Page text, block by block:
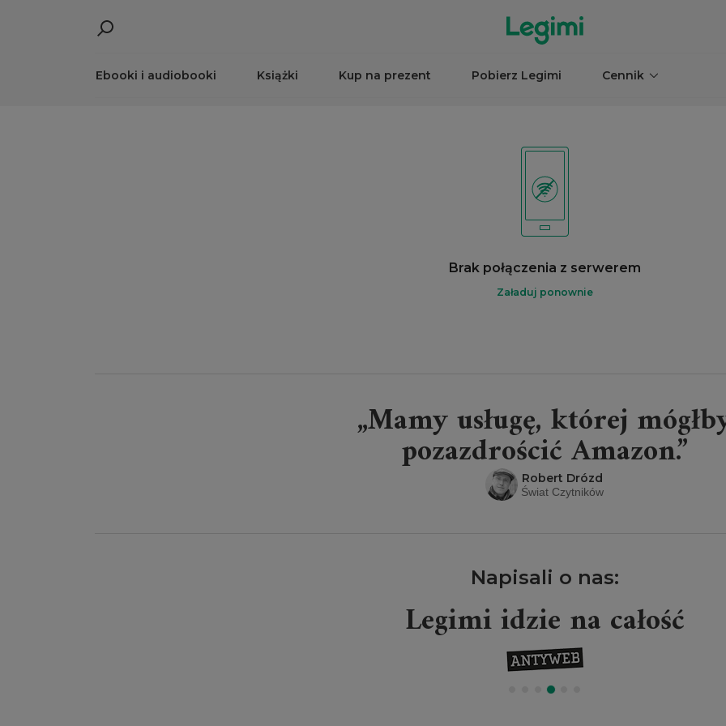
Ebooki i audiobooki Książki Kup na prezent Pobierz Legimi Cennik
Brak połączenia z serwerem
Załaduj ponownie
„Mamy usługę, której
pozazdrościć Amazon.”
Robert Drózd
Świat Czytników
Napisali o nas:
Legimi idzie na całość